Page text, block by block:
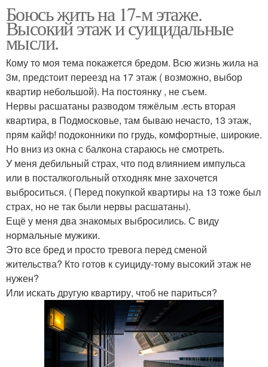
Боюсь жить на 17-м этаже.
Высокий этаж и суицидальные
мысли.
Кому то моя тема покажется бредом. Всю жизнь жила на
3м, предстоит переезд на 17 этаж ( возможно, выбор
квартир небольшой). На постоянку , не съем.
Нервы расшатаны разводом тяжёлым .есть вторая
квартира, в Подмосковье, там бываю нечасто, 13 этаж,
прям кайф! подоконники по грудь, комфортные, широкие.
Но вниз из окна с балкона стараюсь не смотреть.
У меня дебильный страх, что под влиянием импульса
или в посталкогольный отходняк мне захочется
выброситься. ( Перед покупкой квартиры на 13 тоже был
страх, но не так были нервы расшатаны).
Ещё у меня два знакомых выбросились. С виду
нормальные мужики.
Это все бред и просто тревога перед сменой
жительства? Кто готов к суициду-тому высокий этаж не
нужен?
Или искать другую квартиру, чтоб не париться?